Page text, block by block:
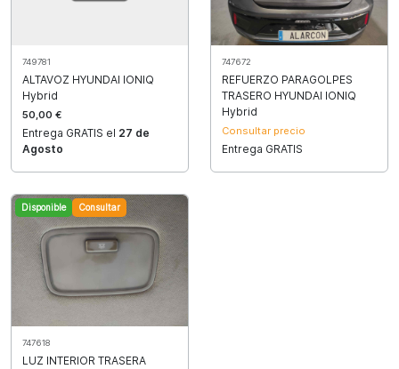
749781
ALTAVOZ HYUNDAI IONIQ
Hybrid
50,00 €
Entrega GRATIS el 27 de
Agosto
747672
REFUERZO PARAGOLPES
TRASERO HYUNDAI IONIQ
Hybrid
Consultar precio
Entrega GRATIS
Disponible Consultar
747618
LUZ INTERIOR TRASERA